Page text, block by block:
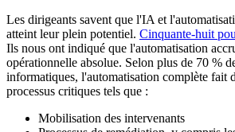
Les dirigeants savent que l'IA et
atteint leur plein potentiel. Cinquante-huit
Ils nous ont indiqué que l'automatisation
opérationnelle absolue. Selon plus de 70 %
informatiques, l'automatisation complète fait
processus critiques tels que :
Mobilisation des intervenants